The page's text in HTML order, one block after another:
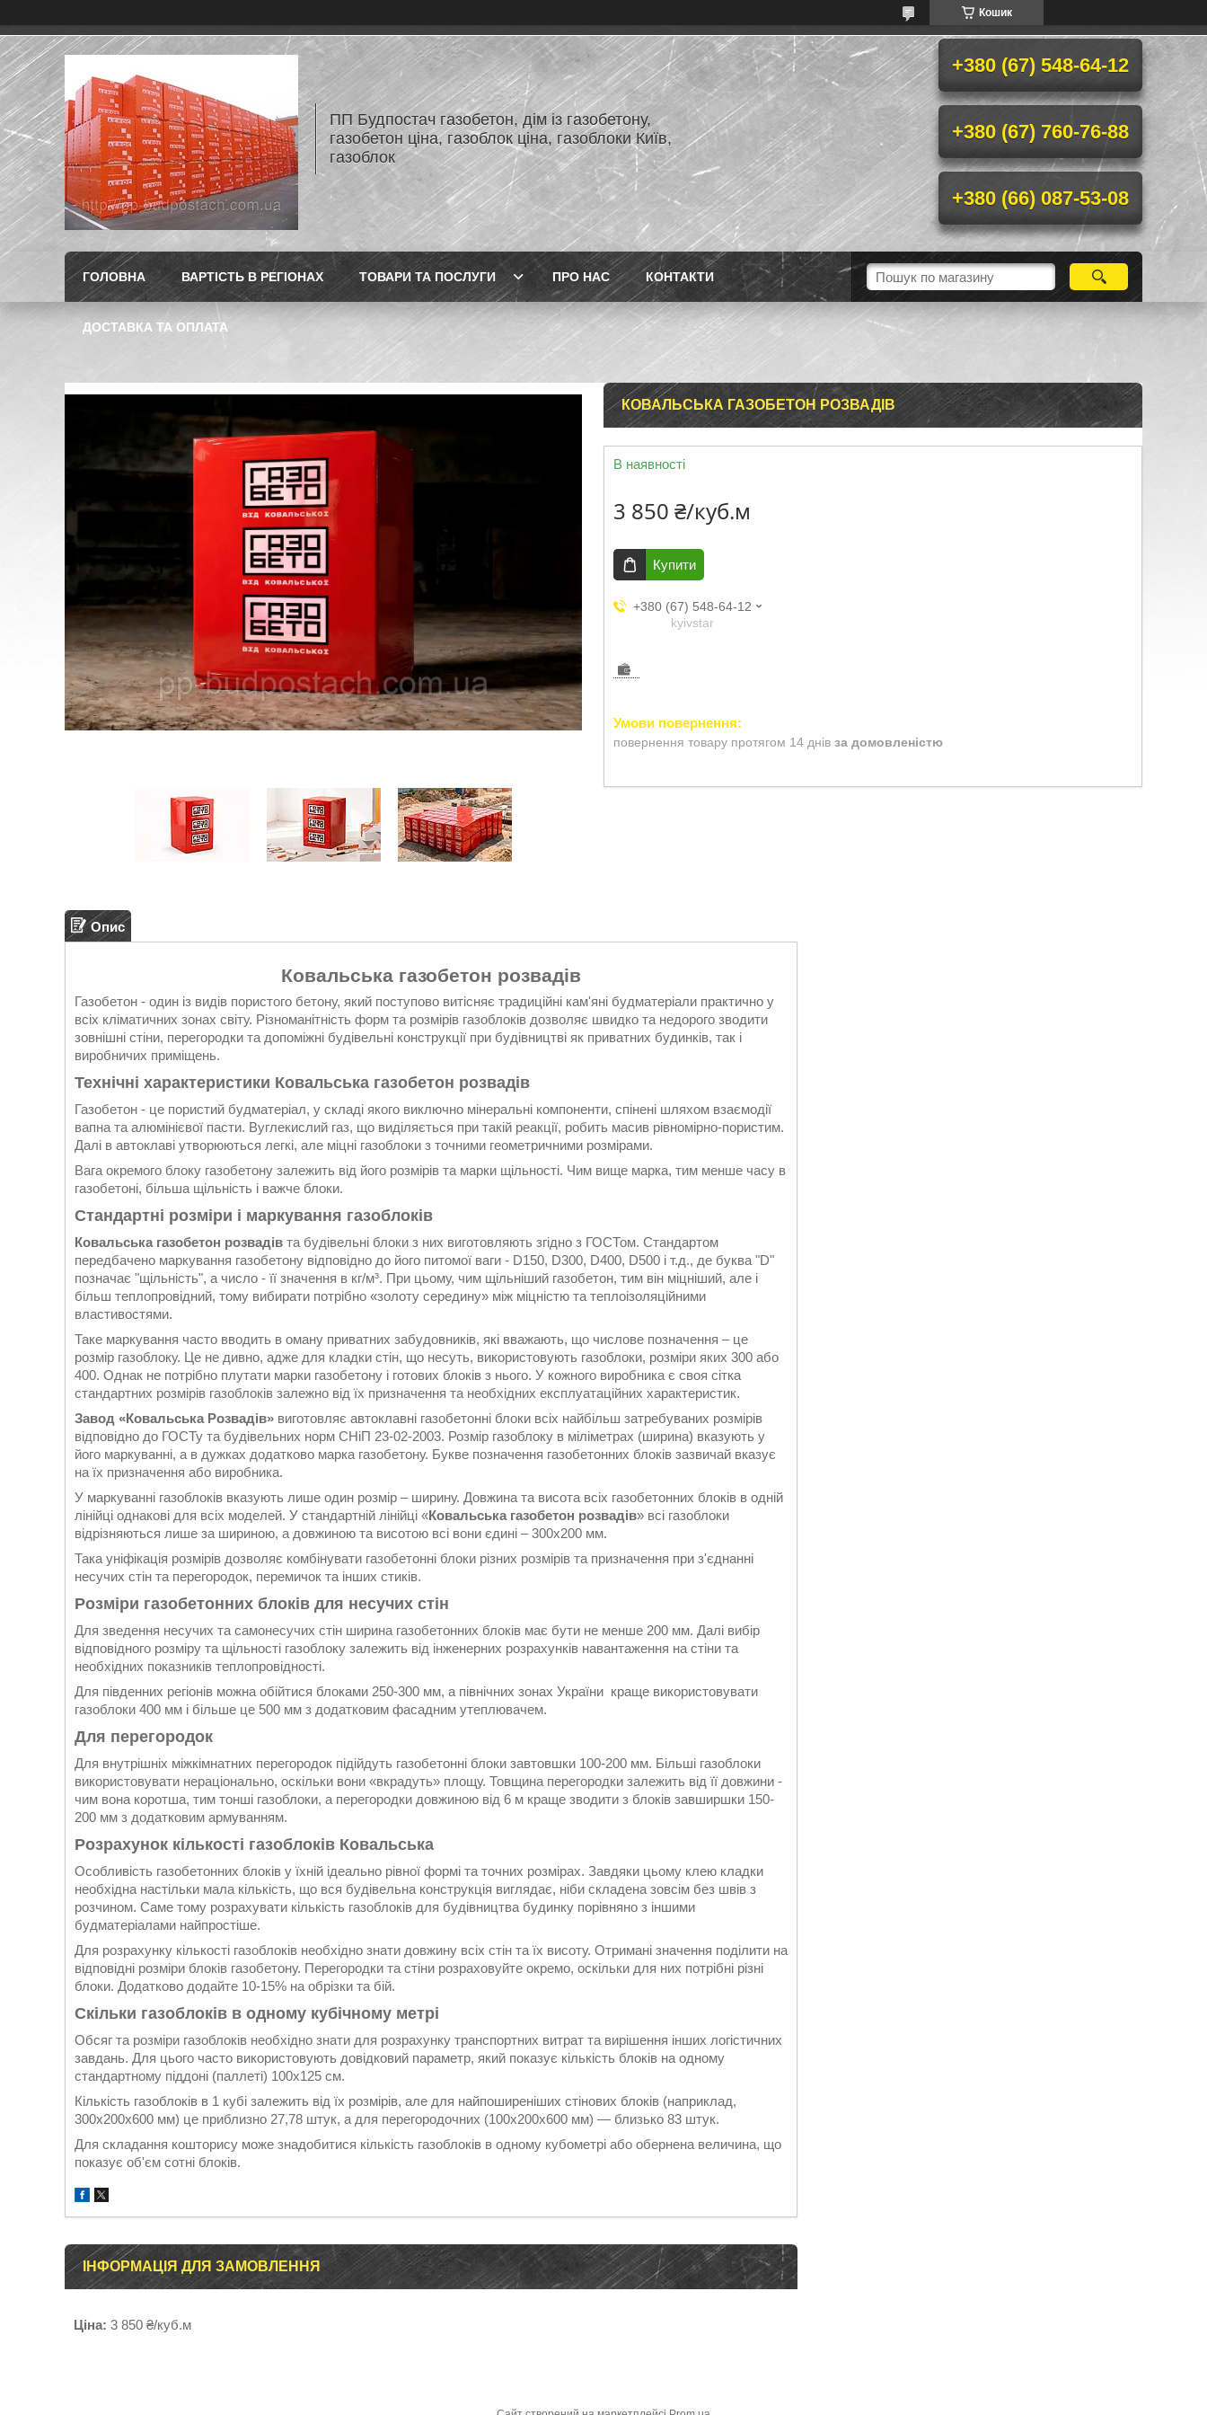
Кошик
ПП Будпостач газобетон, дім із газобетону,
газобетон ціна, газоблок ціна, газоблоки Київ,
газоблок
+380 (67) 548-64-12
+380 (67) 760-76-88
+380 (66) 087-53-08
ГОЛОВНА ВАРТІСТЬ В РЕГІОНАХ ТОВАРИ ТА ПОСЛУГИ ПРО НАС КОНТАКТИ
ДОСТАВКА ТА ОПЛАТА
КОВАЛЬСЬКА ГАЗОБЕТОН РОЗВАДІВ
В наявності
3 850 ₴/куб.м
Купити
+380 (67) 548-64-12
kyivstar
повернення товару протягом 14 днів за домовленістю
Опис
Ковальська газобетон розвадів
Газобетон - один із видів пористого бетону, який поступово витісняє традиційні кам'яні будматеріали практично у
всіх кліматичних зонах світу. Різноманітність форм та розмірів газоблоків дозволяє швидко та недорого зводити
зовнішні стіни, перегородки та допоміжні будівельні конструкції при будівництві як приватних будинків, так і
виробничих приміщень.
Технічні характеристики Ковальська газобетон розвадів
Газобетон - це пористий будматеріал, у складі якого виключно мінеральні компоненти, спінені шляхом взаємодії
вапна та алюмінієвої пасти. Вуглекислий газ, що виділяється при такій реакції, робить масив рівномірно-пористим.
Далі в автоклаві утворюються легкі, але міцні газоблоки з точними геометричними розмірами.
Вага окремого блоку газобетону залежить від його розмірів та марки щільності. Чим вище марка, тим менше часу в
газобетоні, більша щільність і важче блоки.
Стандартні розміри і маркування газоблоків
Ковальська газобетон розвадів та будівельні блоки з них виготовляють згідно з ГОСТом. Стандартом
передбачено маркування газобетону відповідно до його питомої ваги - D150, D300, D400, D500 і т.д., де буква "D"
позначає "щільність", а число - її значення в кг/м³. При цьому, чим щільніший газобетон, тим він міцніший, але і
більш теплопровідний, тому вибирати потрібно «золоту середину» між міцністю та теплоізоляційними
властивостями.
Таке маркування часто вводить в оману приватних забудовників, які вважають, що числове позначення – це
розмір газоблоку. Це не дивно, адже для кладки стін, що несуть, використовують газоблоки, розміри яких 300 або
400. Однак не потрібно плутати марки газобетону і готових блоків з нього. У кожного виробника є своя сітка
стандартних розмірів газоблоків залежно від їх призначення та необхідних експлуатаційних характеристик.
Завод «Ковальська Розвадів» виготовляє автоклавні газобетонні блоки всіх найбільш затребуваних розмірів
відповідно до ГОСТу та будівельних норм СНіП 23-02-2003. Розмір газоблоку в міліметрах (ширина) вказують у
його маркуванні, а в дужках додатково марка газобетону. Букве позначення газобетонних блоків зазвичай вказує
на їх призначення або виробника.
У маркуванні газоблоків вказують лише один розмір – ширину. Довжина та висота всіх газобетонних блоків в одній
лінійці однакові для всіх моделей. У стандартній лінійці «Ковальська газобетон розвадів» всі газоблоки
відрізняються лише за шириною, а довжиною та висотою всі вони єдині – 300х200 мм.
Така уніфікація розмірів дозволяє комбінувати газобетонні блоки різних розмірів та призначення при з'єднанні
несучих стін та перегородок, перемичок та інших стиків.
Розміри газобетонних блоків для несучих стін
Для зведення несучих та самонесучих стін ширина газобетонних блоків має бути не менше 200 мм. Далі вибір
відповідного розміру та щільності газоблоку залежить від інженерних розрахунків навантаження на стіни та
необхідних показників теплопровідності.
Для південних регіонів можна обійтися блоками 250-300 мм, а північних зонах України краще використовувати
газоблоки 400 мм і більше це 500 мм з додатковим фасадним утеплювачем.
Для перегородок
Для внутрішніх міжкімнатних перегородок підійдуть газобетонні блоки завтовшки 100-200 мм. Більші газоблоки
використовувати нераціонально, оскільки вони «вкрадуть» площу. Товщина перегородки залежить від її довжини -
чим вона коротша, тим тонші газоблоки, а перегородки довжиною від 6 м краще зводити з блоків завширшки 150-
200 мм з додатковим армуванням.
Розрахунок кількості газоблоків Ковальська
Особливість газобетонних блоків у їхній ідеально рівної формі та точних розмірах. Завдяки цьому клею кладки
необхідна настільки мала кількість, що вся будівельна конструкція виглядає, ніби складена зовсім без швів з
розчином. Саме тому розрахувати кількість газоблоків для будівництва будинку порівняно з іншими
будматеріалами найпростіше.
Для розрахунку кількості газоблоків необхідно знати довжину всіх стін та їх висоту. Отримані значення поділити на
відповідні розміри блоків газобетону. Перегородки та стіни розраховуйте окремо, оскільки для них потрібні різні
блоки. Додатково додайте 10-15% на обрізки та бій.
Скільки газоблоків в одному кубічному метрі
Обсяг та розміри газоблоків необхідно знати для розрахунку транспортних витрат та вирішення інших логістичних
завдань. Для цього часто використовують довідковий параметр, який показує кількість блоків на одному
стандартному піддоні (паллеті) 100х125 см.
Кількість газоблоків в 1 кубі залежить від їх розмірів, але для найпоширеніших стінових блоків (наприклад,
300x200x600 мм) це приблизно 27,78 штук, а для перегородочних (100x200x600 мм) — близько 83 штук.
Для складання кошторису може знадобитися кількість газоблоків в одному кубометрі або обернена величина, що
показує об'єм сотні блоків.
ІНФОРМАЦІЯ ДЛЯ ЗАМОВЛЕННЯ
Ціна: 3 850 ₴/куб.м